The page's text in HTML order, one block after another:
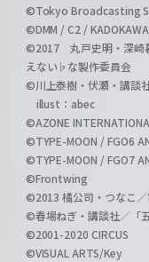
©Tokyo Broadcasting
©DMM / C2 / KADOKAWA
©2017 丸戸史明・深崎
えない♭な製作委員会
©川上泰樹・伏瀬・講談
illust：abec
©AZONE
©TYPE-MOON / FGO6
©TYPE-MOON / FGO7
©Frontwing
©2013 橘公司・つなこ／
©春場ねぎ・講談社／「
©2001-2020 CIRCUS
©VISUAL ARTS/Key